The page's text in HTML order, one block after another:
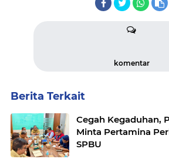
komentar
Berita Terkait
Cegah Kegaduhan,
Minta Pertamina
SPBU